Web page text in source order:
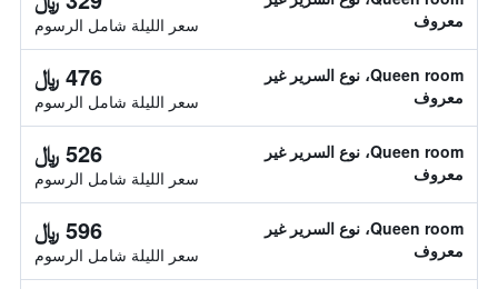
معروف
سعر الليلة شامل الرسوم
Queen room، نوع السرير غير
معروف
476 ﷼
سعر الليلة شامل الرسوم
Queen room، نوع السرير غير
معروف
526 ﷼
سعر الليلة شامل الرسوم
Queen room، نوع السرير غير
معروف
596 ﷼
سعر الليلة شامل الرسوم